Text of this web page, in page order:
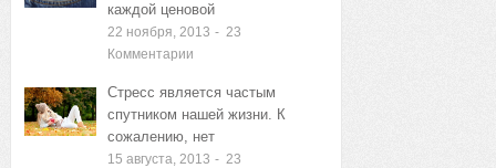
каждой ценовой
22 ноября, 2013 - 23
Комментарии
Стресс является частым
спутником нашей жизни. К
сожалению, нет
15 августа, 2013 - 23